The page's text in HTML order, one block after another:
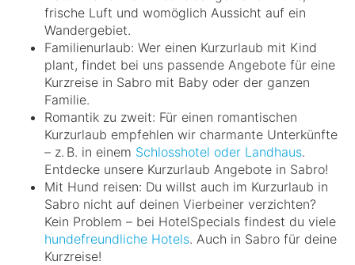
frische Luft und womöglich Aussicht auf ein
Wandergebiet.
Familienurlaub: Wer einen Kurzurlaub mit Kind
plant, findet bei uns passende Angebote für eine
Kurzreise in Sabro mit Baby oder der ganzen
Familie.
Romantik zu zweit: Für einen romantischen
Kurzurlaub empfehlen wir charmante Unterkünfte
– z. B. in einem Schlosshotel oder Landhaus.
Entdecke unsere Kurzurlaub Angebote in Sabro!
Mit Hund reisen: Du willst auch im Kurzurlaub in
Sabro nicht auf deinen Vierbeiner verzichten?
Kein Problem – bei HotelSpecials findest du viele
hundefreundliche Hotels. Auch in Sabro für deine
Kurzreise!